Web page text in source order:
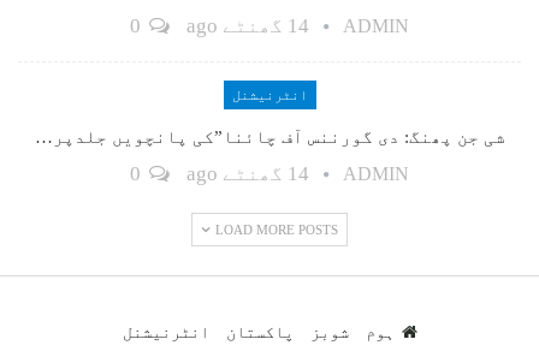
ADMIN 14 گھنٹے ago
انٹرنیشنل
شی جن پھنگ: دی گورننس آف چائنا”کی پانچویں جلدپر…
ADMIN 14 گھنٹے ago
LOAD MORE POSTS
ہوم شوبز پاکستان انٹرنیشنل